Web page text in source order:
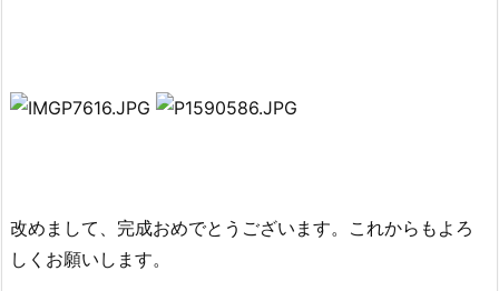
改めまして、完成おめでとうございます。これからもよろ
しくお願いします。